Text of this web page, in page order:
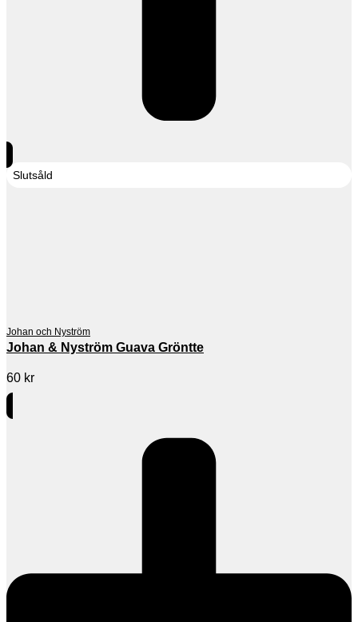
Slutsåld
Johan och Nyström
Johan & Nyström Guava Gröntte
60 kr